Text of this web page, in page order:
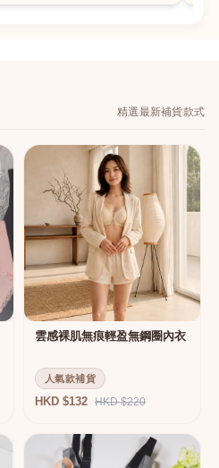
精選最新補貨款式
雲感裸肌無痕輕盈無鋼圈內衣
人氣款補貨
HKD $132 HKD $220